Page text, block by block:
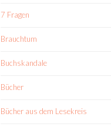
7 Fragen
Brauchtum
Buchskandale
Bücher
Bücher aus dem Lesekreis